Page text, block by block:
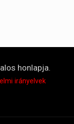
honlapja.
irányelvek